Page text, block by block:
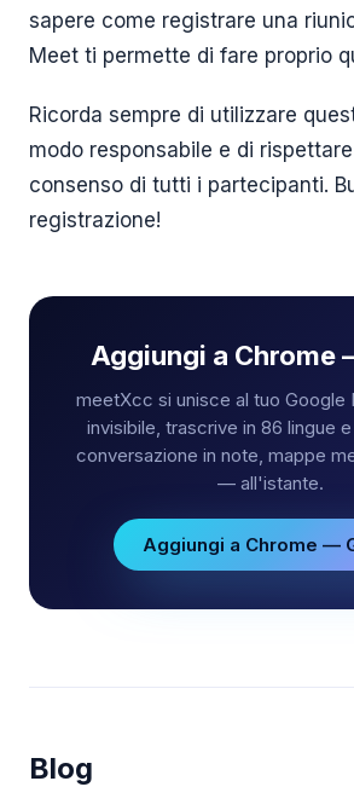
sapere come registrare una
Meet ti permette di fare proprio
Ricorda sempre di utilizzare
modo responsabile e di
consenso di tutti i partecipanti.
registrazione!
Aggiungi a Chrome
meetXcc si unisce al tuo Google
invisibile, trascrive in 86 lingue
conversazione in note, mappe
— all'istante.
Aggiungi a Chrome —
Blog